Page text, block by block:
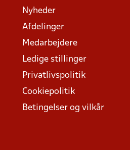
Nyheder
Afdelinger
Medarbejdere
Ledige stillinger
Privatlivspolitik
Cookiepolitik
Betingelser og vilkår